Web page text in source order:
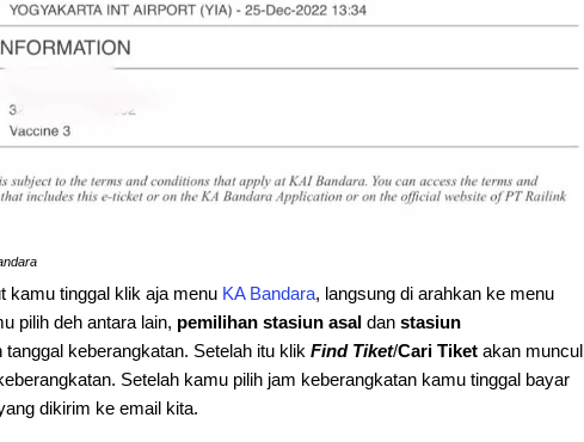
kamu tinggal klik aja menu KA Bandara, langsung di arahkan ke menu
pilih deh antara lain, pemilihan stasiun asal dan stasiun
tanggal keberangkatan. Setelah itu klik Find Tiket/Cari Tiket akan muncul
Setelah kamu pilih jam keberangkatan kamu tinggal bayar
dikirim ke email kita.